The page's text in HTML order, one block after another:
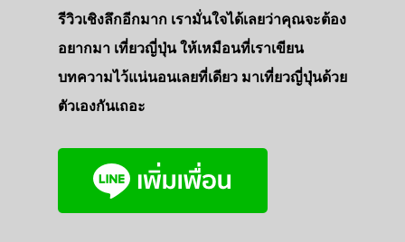
รีวิวเชิงลึกอีกมาก เรามั่นใจได้เลยว่าคุณจะต้อง
อยากมา เที่ยวญี่ปุ่น ให้เหมือนที่เราเขียน
บทความไว้แน่นอนเลยที่เดียว มาเที่ยวญี่ปุ่นด้วย
ตัวเองกันเถอะ